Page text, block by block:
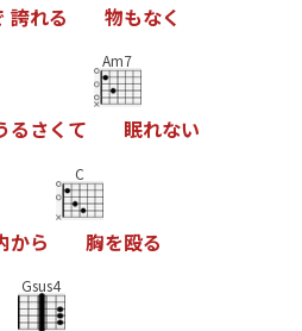
誇れる 物もなく
るさく て
Am7
眠れない
から
C
胸を殴る
Gsus4